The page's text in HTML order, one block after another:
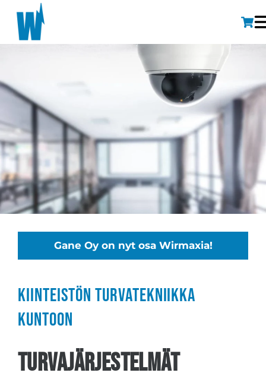
Gane Oy on nyt osa Wirmaxia!
Kiinteistön turvatekniikka
kuntoon
Turvajärjestelmät